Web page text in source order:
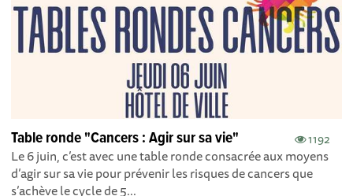
1192
Table ronde "Cancers : Agir sur sa vie"
Le 6 juin, c’est avec une table ronde consacrée aux moyens
d’agir sur sa vie pour prévenir les risques de cancers que
s’achève le cycle de 5...